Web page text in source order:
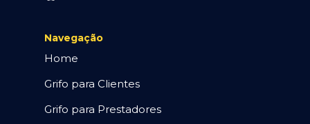
Navegação
Home
Grifo para Clientes
Grifo para Prestadores